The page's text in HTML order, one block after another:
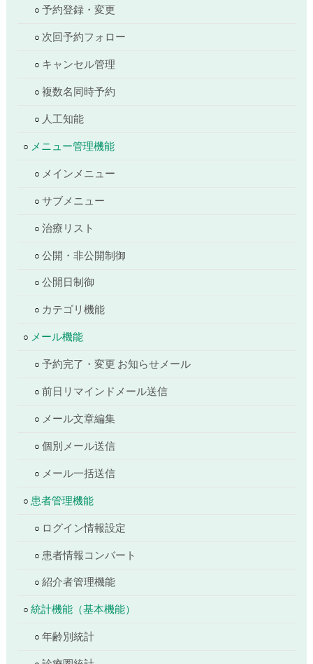
予約登録・変更
次回予約フォロー
キャンセル管理
複数名同時予約
人工知能
メニュー管理機能
メインメニュー
サブメニュー
治療リスト
公開・非公開制御
公開日制御
カテゴリ機能
メール機能
予約完了・変更 お知らせメール
前日リマインドメール送信
メール文章編集
個別メール送信
メール一括送信
患者管理機能
ログイン情報設定
患者情報コンバート
紹介者管理機能
統計機能（基本機能）
年齢別統計